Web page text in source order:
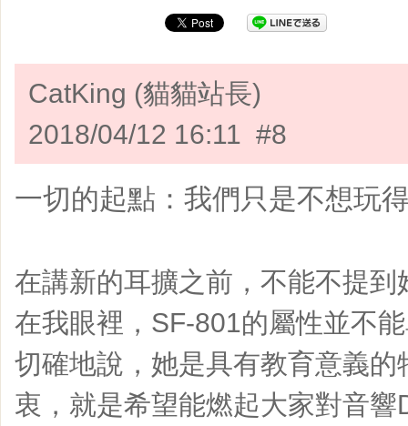
CatKing (貓貓站長)
2018/04/12 16:11 #8
一切的起點：我們只是不想玩
在講新的耳擴之前，不能不提到
在我眼裡，SF-801的屬性並不
切確地說，她是具有教育意義
衷，就是希望能燃起大家對音